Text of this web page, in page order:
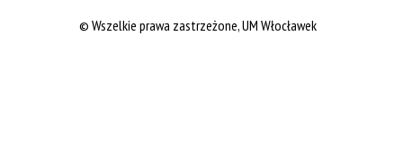
© Wszelkie prawa zastrzeżone, UM Włocławek